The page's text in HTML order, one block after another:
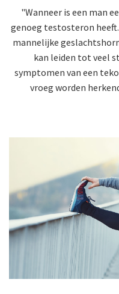
"Wanneer is een man
genoeg testosteron
mannelijke
kan leiden tot veel
symptomen van een
vroeg worden